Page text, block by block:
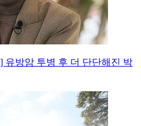
유방암 투병 후 더 단단해진 박